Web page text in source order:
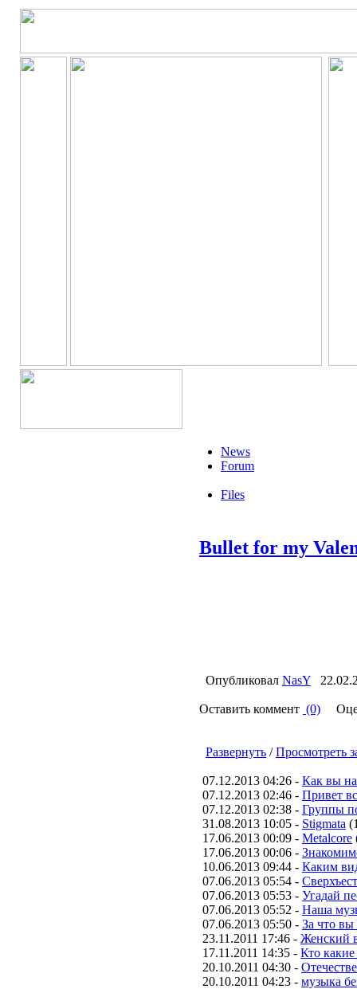
News
Forum
Files
Bullet for my
Опубликовал NasY
Оставить коммент (0)
Развернуть /Просмотреть
07.12.2013 04:26 - Как вы
07.12.2013 02:46 - Привет
07.12.2013 02:38 - Группы
31.08.2013 10:05 - Stigmata
17.06.2013 00:09 - Metalcore
17.06.2013 00:06 -
10.06.2013 09:44 - Каким
07.06.2013 05:54 -
07.06.2013 05:53 - Угадай
07.06.2013 05:52 - Наша
07.06.2013 05:50 - За что вы
23.11.2011 17:46 - Женский
17.11.2011 14:35 - Кто
20.10.2011 04:30 -
20.10.2011 04:23 - музыка